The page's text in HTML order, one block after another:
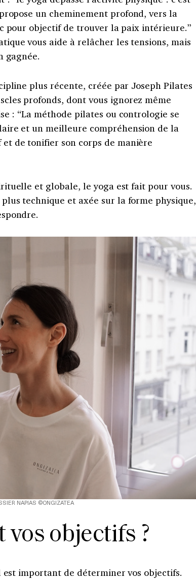
un cheminement profond, vers la
pour objectif de trouver la paix intérieure.”
vous aide à relâcher les tensions, mais
gagnée.
plus récente, créée par Joseph Pilates
profonds, dont vous ignorez même
: “La méthode pilates ou contrologie se
et un meilleure compréhension de la
de tonifier son corps de manière
et globale, le yoga est fait pour vous.
technique et axée sur la forme physique,
NAPIAS ©ONGIZATEA
vos objectifs ?
important de déterminer vos objectifs.